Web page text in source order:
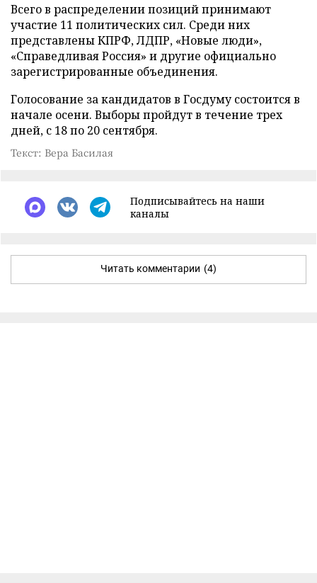
Всего в распределении позиций принимают
участие 11 политических сил. Среди них
представлены КПРФ, ЛДПР, «Новые люди»,
«Справедливая Россия» и другие официально
зарегистрированные объединения.
Голосование за кандидатов в Госдуму состоится в
начале осени. Выборы пройдут в течение трех
дней, с 18 по 20 сентября.
Текст: Вера Басилая
Подписывайтесь на наши
каналы
Читать комментарии (4)